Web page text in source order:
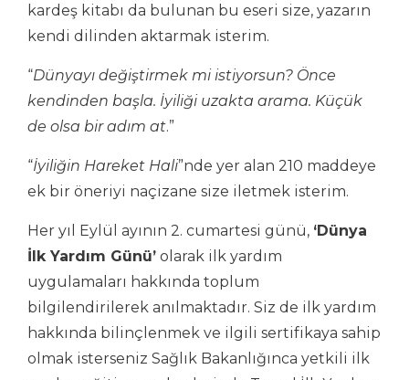
kardeş kitabı da bulunan bu eseri size, yazarın
kendi dilinden aktarmak isterim.
“Dünyayı değiştirmek mi istiyorsun? Önce
kendinden başla. İyiliği uzakta arama. Küçük
de olsa bir adım at.”
“İyiliğin Hareket Hali”nde yer alan 210 maddeye
ek bir öneriyi naçizane size iletmek isterim.
Her yıl Eylül ayının 2. cumartesi günü, ‘Dünya
İlk Yardım Günü’ olarak ilk yardım
uygulamaları hakkında toplum
bilgilendirilerek anılmaktadır. Siz de ilk yardım
hakkında bilinçlenmek ve ilgili sertifikaya sahip
olmak isterseniz Sağlık Bakanlığınca yetkili ilk